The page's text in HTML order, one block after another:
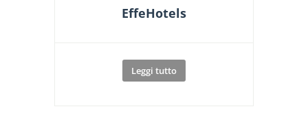
EffeHotels
Leggi tutto